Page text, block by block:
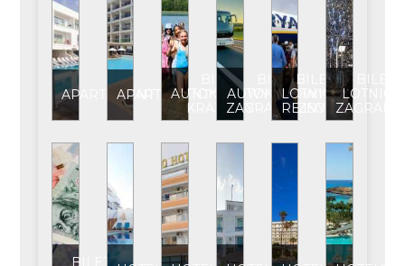
APARTAMENTAPARTAMENT****
BILET
AUTOKAROWY
KRAJOWY
BILET
AUTOKAROWY
ZAGRANICZNY
BILET
LOTNICZY
REJSOWY
BILET
BILET